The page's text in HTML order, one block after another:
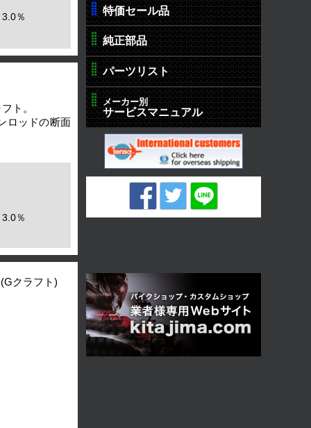
％
ト。
ロッドの断面
％
(Gクラフト)
特価セール品
純正部品
パーツリスト
メーカー別
サービスマニュアル